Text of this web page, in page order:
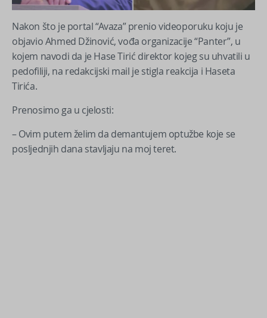
Nakon što je portal “Avaza” prenio videoporuku koju je
objavio Ahmed Džinović, vođa organizacije “Panter”, u
kojem navodi da je Hase Tirić direktor kojeg su uhvatili u
pedofiliji, na redakcijski mail je stigla reakcija i Haseta
Tirića.
Prenosimo ga u cjelosti:
– Ovim putem želim da demantujem optužbe koje se
posljednjih dana stavljaju na moj teret.